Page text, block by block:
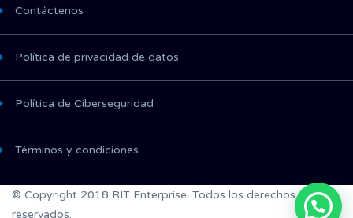
Contáctenos
Política de privacidad de datos
Política de Ciberseguridad
Términos y condiciones
© Copyright 2018 RIT Enterprise. Todos los derechos
reservados.